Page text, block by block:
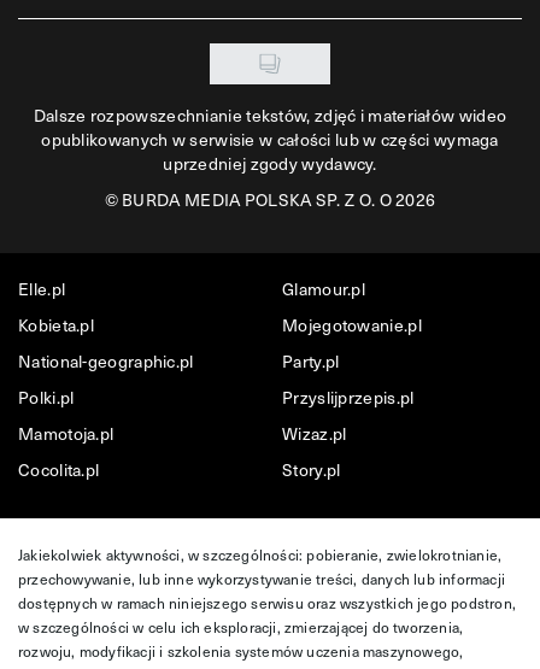
Dalsze rozpowszechnianie tekstów, zdjęć i materiałów wideo
opublikowanych w serwisie w całości lub w części wymaga
uprzedniej zgody wydawcy.
©BURDA MEDIA POLSKA SP. Z O. O 2026
Elle.pl
Glamour.pl
Kobieta.pl
Mojegotowanie.pl
National-geographic.pl
Party.pl
Polki.pl
Przyslijprzepis.pl
Mamotoja.pl
Wizaz.pl
Cocolita.pl
Story.pl
Jakiekolwiek aktywności, w szczególności: pobieranie, zwielokrotnianie,
przechowywanie, lub inne wykorzystywanie treści, danych lub informacji
dostępnych w ramach niniejszego serwisu oraz wszystkich jego podstron,
w szczególności w celu ich eksploracji, zmierzającej do tworzenia,
rozwoju, modyfikacji i szkolenia systemów uczenia maszynowego,